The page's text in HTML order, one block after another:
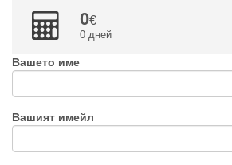
0
0 дней
Вашето име
Вашият имейл